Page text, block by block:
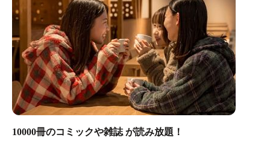
10000冊のコミックや雑誌 が読み放題！